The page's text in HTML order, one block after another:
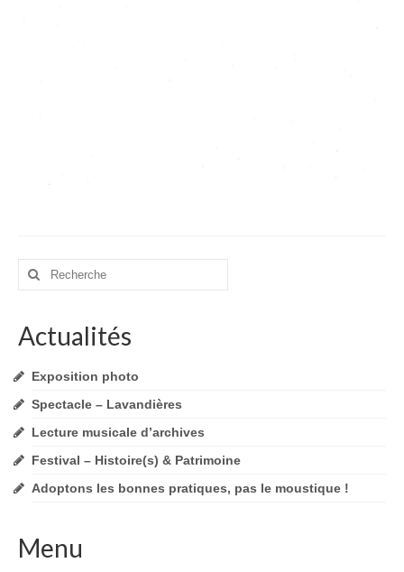
Rechercher
Actualités
Exposition photo
Spectacle – Lavandières
Lecture musicale d’archives
Festival – Histoire(s) & Patrimoine
Adoptons les bonnes pratiques, pas le moustique !
Menu